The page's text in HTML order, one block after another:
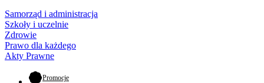
Samorząd i administracja
Szkoły i uczelnie
Zdrowie
Prawo dla każdego
Akty Prawne
Promocje- otwiera się w nowej karcie